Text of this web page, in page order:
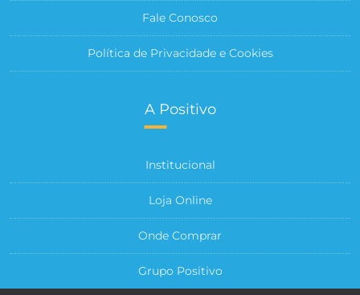
Fale Conosco
Política de Privacidade e Cookies
A Positivo
Institucional
Loja Online
Onde Comprar
Grupo Positivo